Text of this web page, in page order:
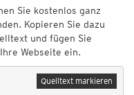
Sie kostenlos ganz
Kopieren Sie dazu
und fügen Sie
Webseite ein.
Quelltext markieren